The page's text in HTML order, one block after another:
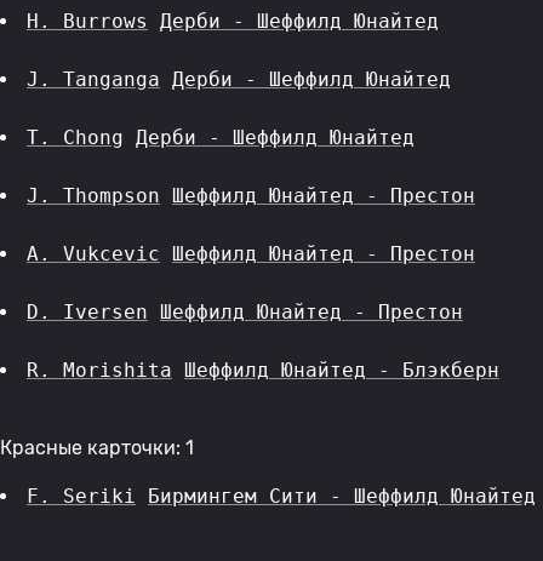
H. Burrows Дерби - Шеффилд Юнайтед
J. Tanganga Дерби - Шеффилд Юнайтед
T. Chong Дерби - Шеффилд Юнайтед
J. Thompson Шеффилд Юнайтед - Престон
A. Vukcevic Шеффилд Юнайтед - Престон
D. Iversen Шеффилд Юнайтед - Престон
R. Morishita Шеффилд Юнайтед - Блэкберн
Красные карточки: 1
F. Seriki Бирмингем Сити - Шеффилд Юнайтед